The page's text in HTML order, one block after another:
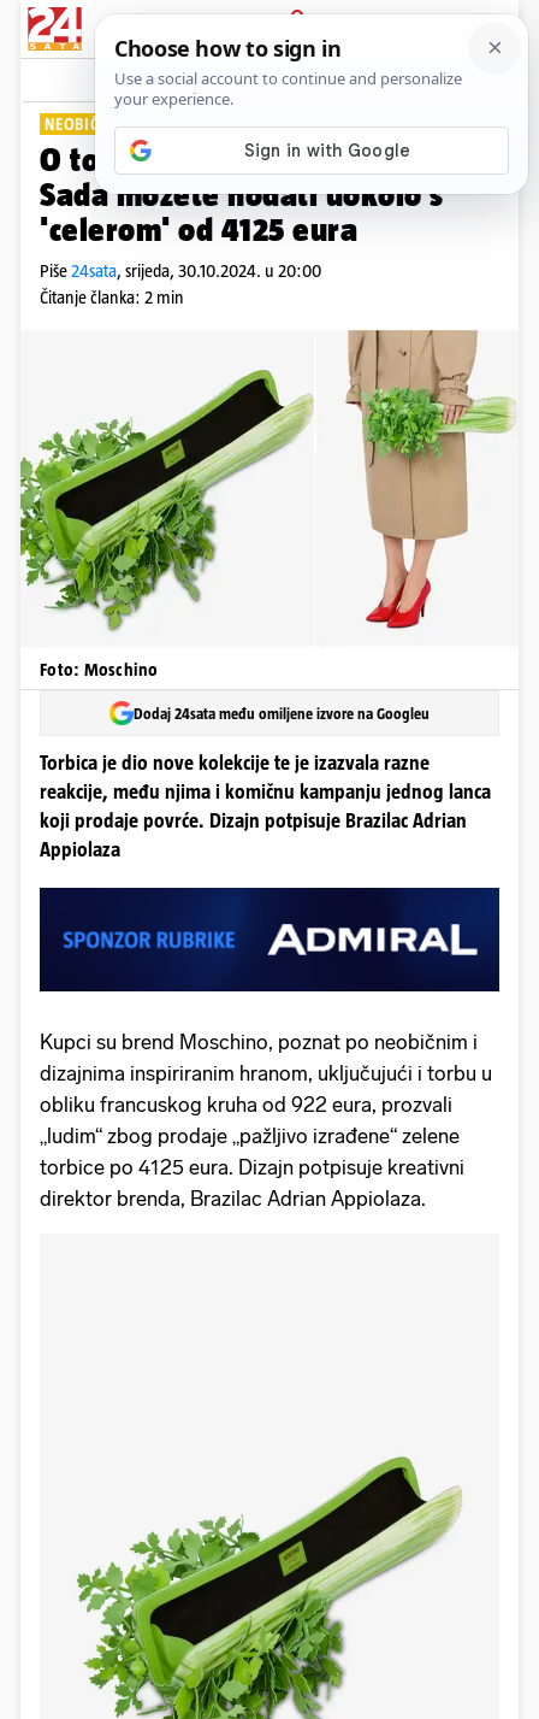
PRIJAVA
Lifestyle Komentari
NEOBIČAN DIZAJN
O tome ste oduvijek sanjali...
Sada možete hodati uokolo s
'celerom' od 4125 eura
Piše24sata, srijeda, 30.10.2024. u 20:00
Čitanje članka: 2 min
Foto: Moschino
Dodaj 24sata među omiljene izvore na Googleu
Torbica je dio nove kolekcije te je izazvala razne
reakcije, među njima i komičnu kampanju jednog lanca
koji prodaje povrće. Dizajn potpisuje Brazilac Adrian
Appiolaza
Kupci su brend Moschino, poznat po neobičnim i
dizajnima inspiriranim hranom, uključujući i torbu u
obliku francuskog kruha od 922 eura, prozvali
„ludim“ zbog prodaje „pažljivo izrađene“ zelene
torbice po 4125 eura. Dizajn potpisuje kreativni
direktor brenda, Brazilac Adrian Appiolaza.